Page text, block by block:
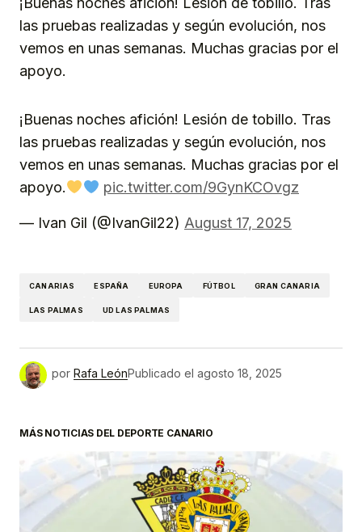
las pruebas realizadas y según evolución, nos
vemos en unas semanas. Muchas gracias por el
apoyo.
¡Buenas noches afición! Lesión de tobillo. Tras
las pruebas realizadas y según evolución, nos
vemos en unas semanas. Muchas gracias por el
apoyo.
pic.twitter.com/9GynKCOvgz
— Ivan Gil (@IvanGil22) August 17, 2025
CANARIAS ESPAÑA EUROPA FÚTBOL GRAN CANARIA
LAS PALMAS UD LAS PALMAS
por Rafa LeónPublicado el agosto 18, 2025
MÁS NOTICIAS DEL DEPORTE CANARIO